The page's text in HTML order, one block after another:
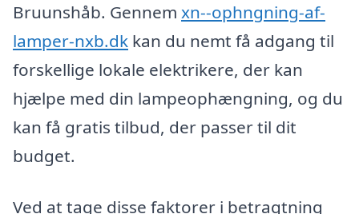
Bruunshåb. Gennem xn--ophngning-af-
lamper-nxb.dk kan du nemt få adgang til
forskellige lokale elektrikere, der kan
hjælpe med din lampeophængning, og du
kan få gratis tilbud, der passer til dit
budget.
Ved at tage disse faktorer i betragtning